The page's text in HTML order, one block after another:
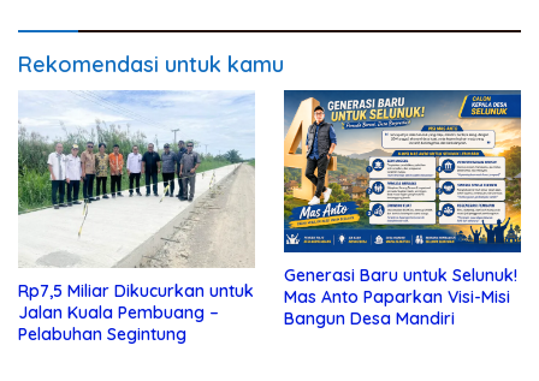
Rekomendasi untuk kamu
Rp7,5 Miliar Dikucurkan untuk
Jalan Kuala Pembuang –
Pelabuhan Segintung
Generasi Baru untuk Selunuk!
Mas Anto Paparkan Visi-Misi
Bangun Desa Mandiri